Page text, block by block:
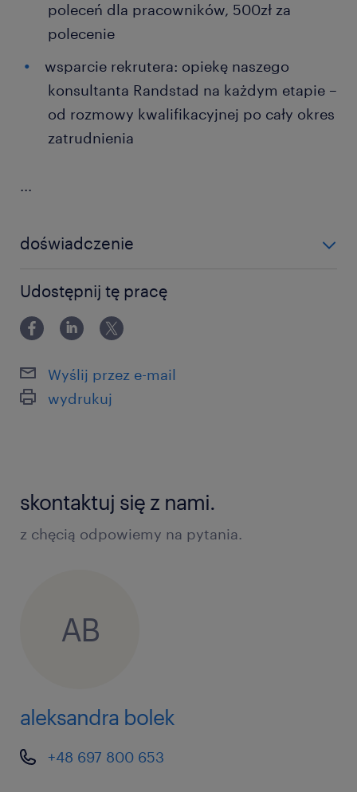
poleceń dla pracowników, 500zł za
polecenie
wsparcie rekrutera: opiekę naszego
konsultanta Randstad na każdym etapie –
od rozmowy kwalifikacyjnej po cały okres
zatrudnienia
...
doświadczenie
Udostępnij tę pracę
Wyślij przez e-mail
wydrukuj
skontaktuj się z nami.
z chęcią odpowiemy na pytania.
AB
aleksandra bolek
+48 697 800 653